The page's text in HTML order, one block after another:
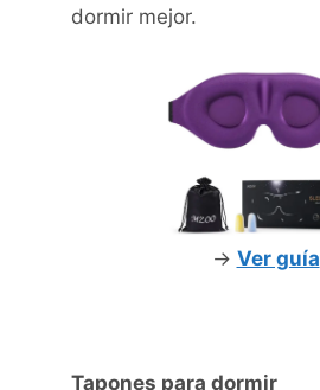
dormir mejor.
-> Ver guía
Tapones para dormir